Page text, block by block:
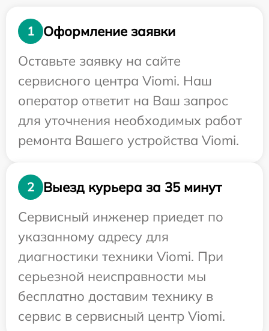
1
Оформление заявки
Оставьте заявку на сайте
сервисного центра Viomi. Наш
оператор ответит на Ваш запрос
для уточнения необходимых работ
ремонта Вашего устройства Viomi.
2
Выезд курьера за 35 минут
Сервисный инженер приедет по
указанному адресу для
диагностики техники Viomi. При
серьезной неисправности мы
бесплатно доставим технику в
сервис в сервисный центр Viomi.